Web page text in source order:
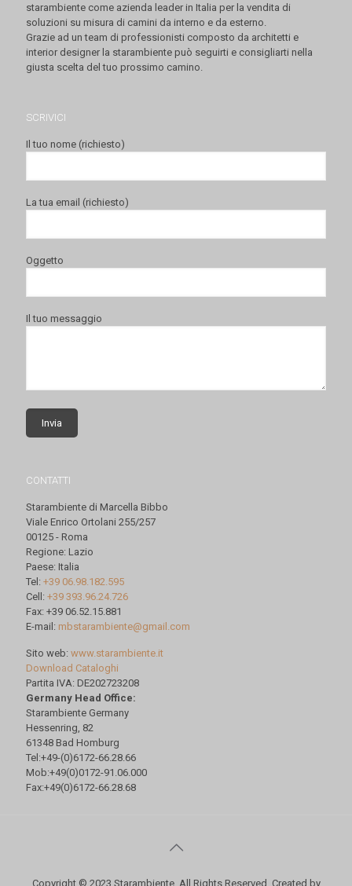
starambiente come azienda leader in Italia per la vendita di
soluzioni su misura di camini da interno e da esterno.
Grazie ad un team di professionisti composto da architetti e
interior designer la starambiente può seguirti e consigliarti nella
giusta scelta del tuo prossimo camino.
SCRIVICI
Il tuo nome (richiesto)
La tua email (richiesto)
Oggetto
Il tuo messaggio
CONTATTI
Starambiente di Marcella Bibbo
Viale Enrico Ortolani 255/257
00125 - Roma
Regione: Lazio
Paese: Italia
Tel: +39 06.98.182.595
Cell: +39 393.96.24.726
Fax: +39 06.52.15.881
E-mail: mbstarambiente@gmail.com
Sito web: www.starambiente.it
Download Cataloghi
Partita IVA: DE202723208
Germany Head Office:
Starambiente Germany
Hessenring, 82
61348 Bad Homburg
Tel:+49-(0)6172-66.28.66
Mob:+49(0)0172-91.06.000
Fax:+49(0)6172-66.28.68
Copyright © 2023 Starambiente. All Rights Reserved. Created by